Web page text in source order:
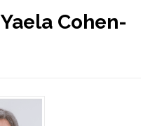
Yaela Cohen-